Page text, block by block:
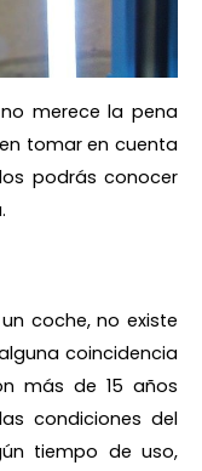
merece la pena
tomar en cuenta
podrás conocer
coche, no existe
coincidencia
más de 15 años
condiciones del
tiempo de uso,